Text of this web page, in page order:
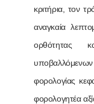
κριτήρια, τον
αναγκαία
ορθότητας
φορολογίας
φορολογητέα